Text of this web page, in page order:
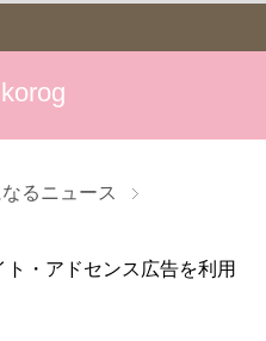
るニュース
・アドセンス広告を利用